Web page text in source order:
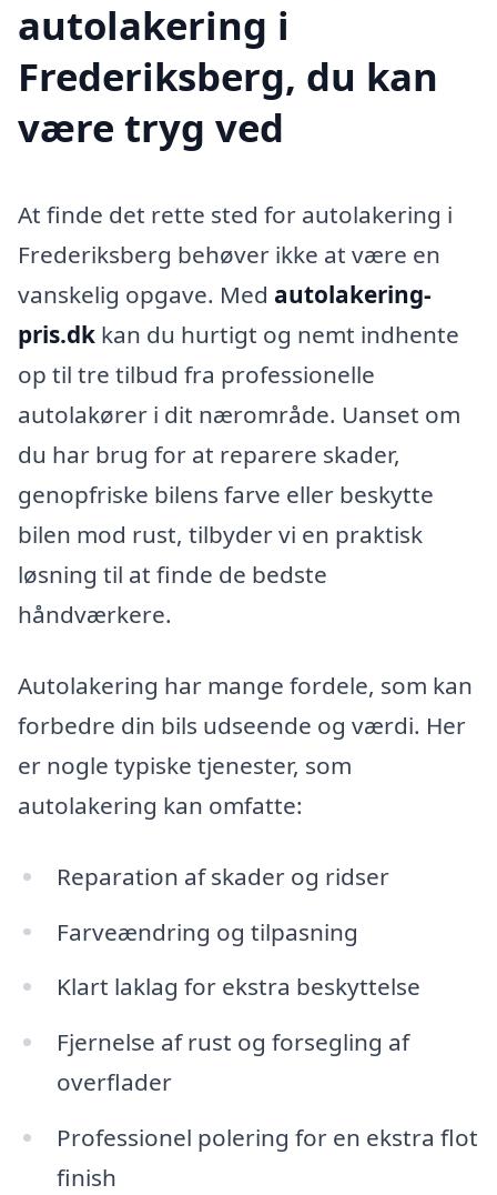
autolakering i
Frederiksberg, du kan
være tryg ved
At finde det rette sted for autolakering i
Frederiksberg behøver ikke at være en
vanskelig opgave. Med autolakering-
pris.dk kan du hurtigt og nemt indhente
op til tre tilbud fra professionelle
autolakører i dit nærområde. Uanset om
du har brug for at reparere skader,
genopfriske bilens farve eller beskytte
bilen mod rust, tilbyder vi en praktisk
løsning til at finde de bedste
håndværkere.
Autolakering har mange fordele, som kan
forbedre din bils udseende og værdi. Her
er nogle typiske tjenester, som
autolakering kan omfatte:
Reparation af skader og ridser
Farveændring og tilpasning
Klart laklag for ekstra beskyttelse
Fjernelse af rust og forsegling af
overflader
Professionel polering for en ekstra flot
finish